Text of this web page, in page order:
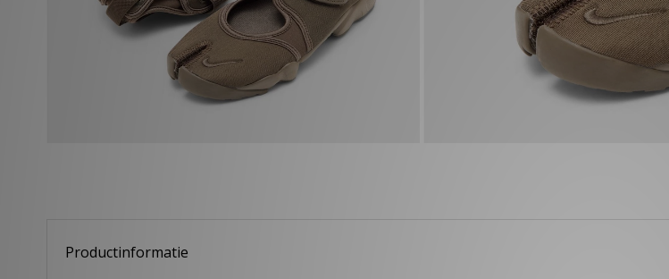
Productinformatie